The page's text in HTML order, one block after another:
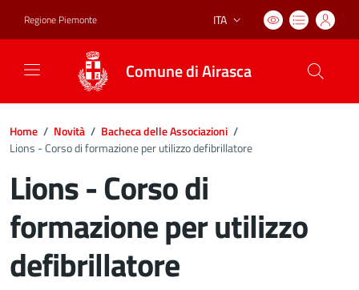
Regione Piemonte Lingua attiva:
ITA
Comune di Airasca
Home / Novità / Bacheca delle Associazioni /
Lions - Corso di formazione per utilizzo defibrillatore
Lions - Corso di
formazione per utilizzo
defibrillatore